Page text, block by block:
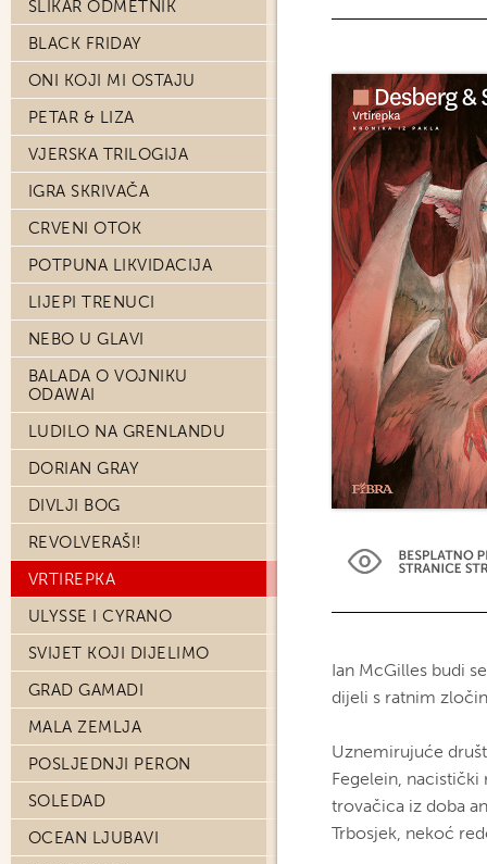
SLIKAR ODMETNIK
BLACK FRIDAY
ONI KOJI MI OSTAJU
PETAR & LIZA
VJERSKA TRILOGIJA
IGRA SKRIVAČA
CRVENI OTOK
POTPUNA LIKVIDACIJA
LIJEPI TRENUCI
NEBO U GLAVI
BALADA O VOJNIKU
ODAWAI
LUDILO NA GRENLANDU
DORIAN GRAY
DIVLJI BOG
REVOLVERAŠI!
VRTIREPKA
ULYSSE I CYRANO
SVIJET KOJI DIJELIMO
GRAD GAMADI
MALA ZEMLJA
POSLJEDNJI PERON
SOLEDAD
OCEAN LJUBAVI
Ian McGilles budi
dijeli s ratnim
Uznemirujuće
Fegelein,
trovačica iz doba
Trbosjek, nekoć